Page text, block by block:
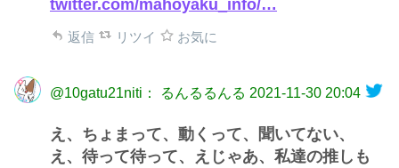
twitter.com/mahoyaku_info/…
返信 リツイ お気に
@10gatu21niti： るんるるんる 2021-11-30 20:04
え、ちょまって、動くって、聞いてない、
え、待って待って、えじゃあ、私達の推しも